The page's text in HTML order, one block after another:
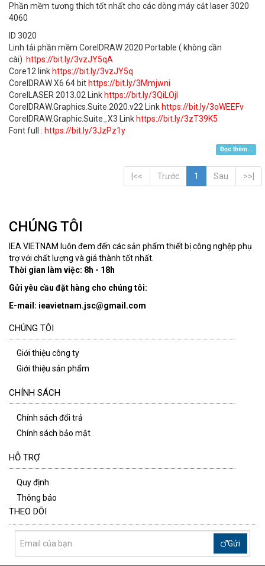
Phần mềm tương thích tốt nhất cho các dòng máy cắt laser 3020
4060
ID 3020
Linh tải phần mềm CorelDRAW 2020 Portable ( không cần
cài) https://bit.ly/3vzJY5qA
Core12 linkhttps://bit.ly/3vzJY5q
CorelDRAW X6 64 bithttps://bit.ly/3Mmjwni
CorelLASER 2013.02 Linkhttps://bit.ly/3QiLOjl
CorelDRAW.Graphics.Suite.2020.v22 Linkhttps://bit.ly/3oWEEFv
CorelDRAW.Graphic.Suite_X3 Linkhttps://bit.ly/3zT39K5
Font full : https://bit.ly/3JzPz1y
Đọc thêm...
|<< Trước 1 Sau >>|
CHÚNG TÔI
IEA VIETNAM luôn đem đến các sản phẩm thiết bị công nghệp phụ
trợ với chất lượng và giá thành tốt nhất.
Thời gian làm việc: 8h - 18h
Gửi yêu cầu đặt hàng cho chúng tôi:
E-mail: ieavietnam.jsc@gmail.com
CHÚNG TÔI
Giới thiệu công ty
Giới thiệu sản phẩm
CHÍNH SÁCH
Chính sách đổi trả
Chính sách bảo mật
HỖ TRỢ
Quy định
Thông báo
THEO DÕI
Gửi